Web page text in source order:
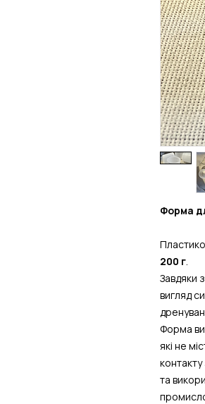
Форма
200 г.
Завдяки
вигляд
Форма
які не
та